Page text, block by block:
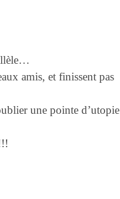
amis, et finissent pas
une pointe d’utopie